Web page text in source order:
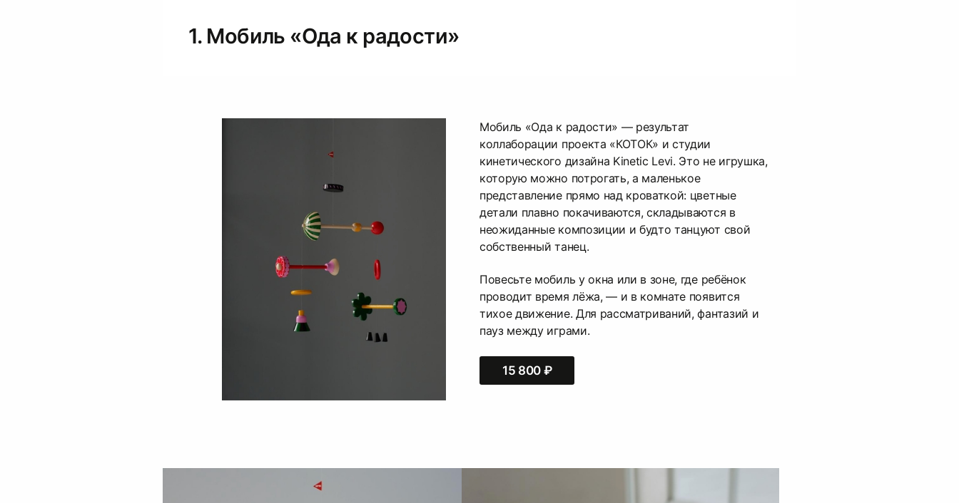
1. Мобиль «Ода к радости»
Мобиль «Ода к радости» — результат
коллаборации проекта «КОТОК» и студии
кинетического дизайна Kinetic Levi. Это не игрушка,
которую можно потрогать, а маленькое
представление прямо над кроваткой: цветные
детали плавно покачиваются, складываются в
неожиданные композиции и будто танцуют свой
собственный танец.
Повесьте мобиль у окна или в зоне, где ребёнок
проводит время лёжа, — и в комнате появится
тихое движение. Для рассматриваний, фантазий и
пауз между играми.
15 800 ₽